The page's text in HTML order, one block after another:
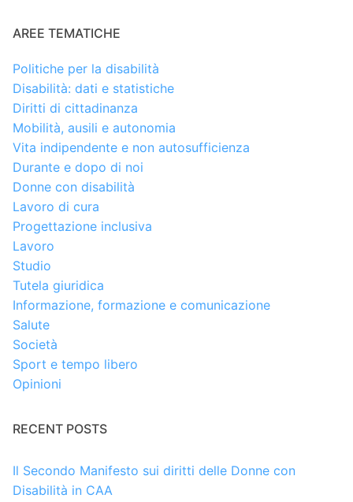
AREE TEMATICHE
Politiche per la disabilità
Disabilità: dati e statistiche
Diritti di cittadinanza
Mobilità, ausili e autonomia
Vita indipendente e non autosufficienza
Durante e dopo di noi
Donne con disabilità
Lavoro di cura
Progettazione inclusiva
Lavoro
Studio
Tutela giuridica
Informazione, formazione e comunicazione
Salute
Società
Sport e tempo libero
Opinioni
RECENT POSTS
Il Secondo Manifesto sui diritti delle Donne con
Disabilità in CAA